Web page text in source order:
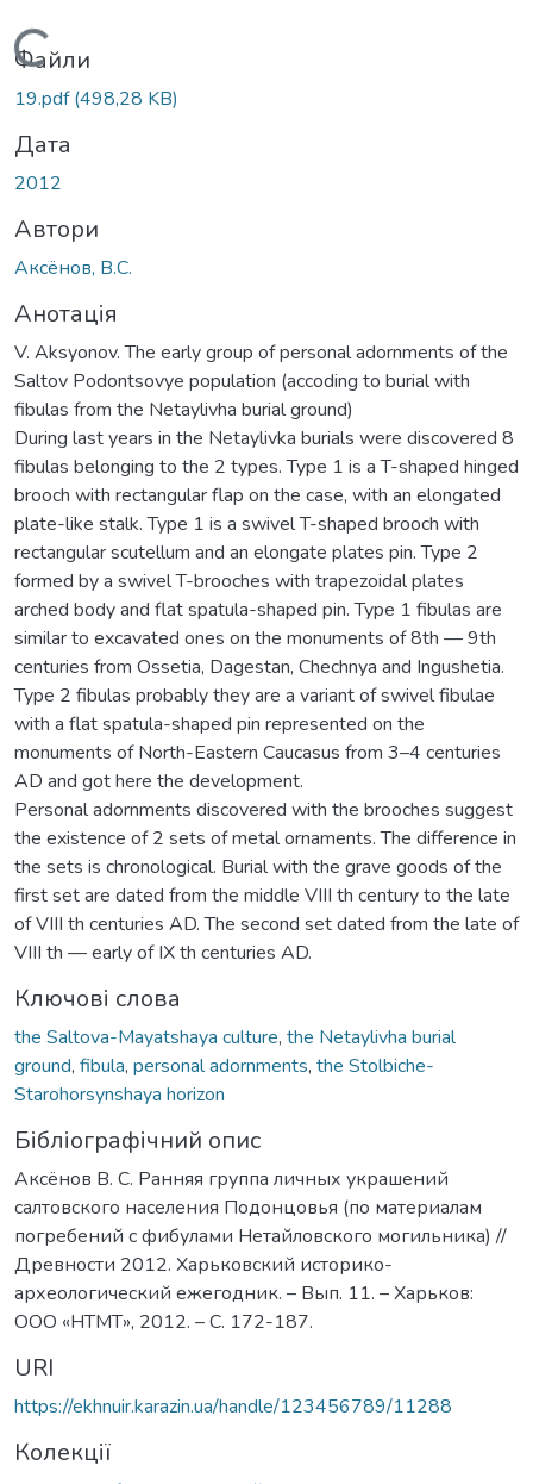
Вантажиться...
Файли
19.pdf(498,28 KB)
Дата
2012
Автори
Аксёнов, В.С.
Анотація
V. Aksyonov. The early group of personal adornments of the
Saltov Podontsovye population (accoding to burial with
fibulas from the Netaylivha burial ground)
During last years in the Netaylivka burials were discovered 8
fibulas belonging to the 2 types. Type 1 is a T-shaped hinged
brooch with rectangular flap on the case, with an elongated
plate-like stalk. Type 1 is a swivel T-shaped brooch with
rectangular scutellum and an elongate plates pin. Type 2
formed by a swivel T-brooches with trapezoidal plates
arched body and flat spatula-shaped pin. Type 1 fibulas are
similar to excavated ones on the monuments of 8th — 9th
centuries from Ossetia, Dagestan, Chechnya and Ingushetia.
Type 2 fibulas probably they are a variant of swivel fibulae
with a flat spatula-shaped pin represented on the
monuments of North-Eastern Caucasus from 3–4 centuries
AD and got here the development.
Personal adornments discovered with the brooches suggest
the existence of 2 sets of metal ornaments. The difference in
the sets is chronological. Burial with the grave goods of the
first set are dated from the middle VIII th century to the late
of VIII th centuries AD. The second set dated from the late of
VIII th — early of IX th centuries AD.
Ключові слова
the Saltova-Mayatshaya culture, the Netaylivha burial
ground, fibula, personal adornments, the Stolbiche-
Starohorsynshaya horizon
Бібліографічний опис
Аксёнов В. С. Ранняя группа личных украшений
салтовского населения Подонцовья (по материалам
погребений с фибулами Нетайловского могильника) //
Древности 2012. Харьковский историко-
археологический ежегодник. – Вып. 11. – Харьков:
ООО «НТМТ», 2012. – C. 172-187.
URI
https://ekhnuir.karazin.ua/handle/123456789/11288
Колекції